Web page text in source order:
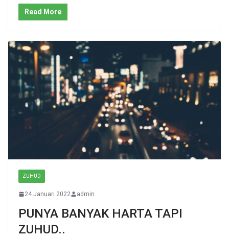
Read More
ZUHUD
24 Januari 2022 admin
PUNYA BANYAK HARTA TAPI
ZUHUD..